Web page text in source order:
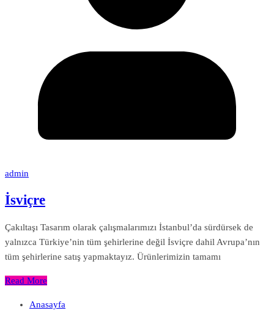
admin
İsviçre
Çakıltaşı Tasarım olarak çalışmalarımızı İstanbul’da sürdürsek de
yalnızca Türkiye’nin tüm şehirlerine değil İsviçre dahil Avrupa’nın
tüm şehirlerine satış yapmaktayız. Ürünlerimizin tamamı
Read More
Anasayfa